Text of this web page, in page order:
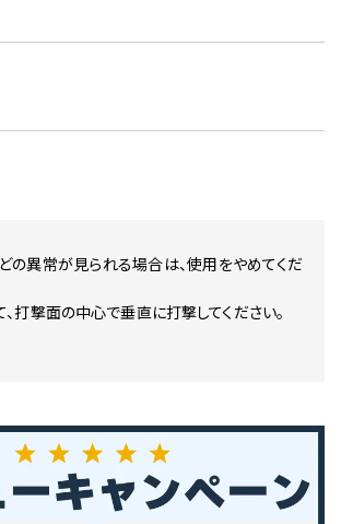
異常が見られる場合は、使用をやめてくだ
打撃面の中心で垂直に打撃してください。